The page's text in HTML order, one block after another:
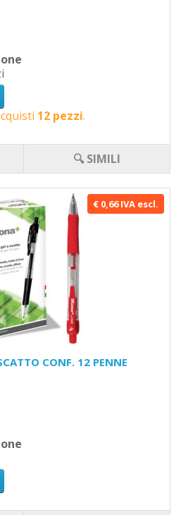
12 pezzi.
🔍 SIMILI
€ 0,66 IVA escl.
CONF. 12 PENNE